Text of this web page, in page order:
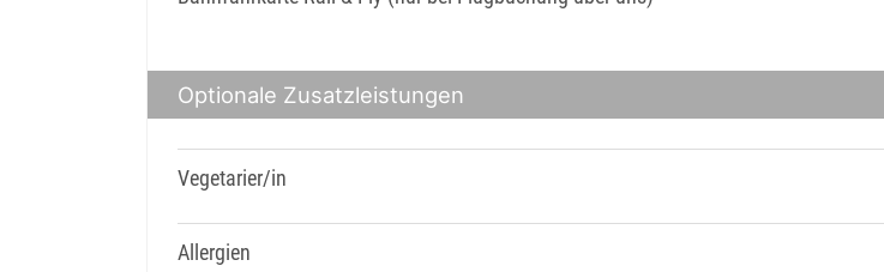
Optionale Zusatzleistungen
Vegetarier/in
Allergien